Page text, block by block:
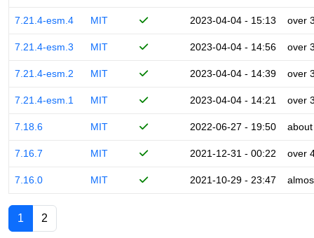
7.21.4-esm.4 MIT 2023-04-04 - 15:13 over
7.21.4-esm.3 MIT 2023-04-04 - 14:56 over
7.21.4-esm.2 MIT 2023-04-04 - 14:39 over
7.21.4-esm.1 MIT 2023-04-04 - 14:21 over
7.18.6 MIT 2022-06-27 - 19:50
7.16.7 MIT 2021-12-31 - 00:22 over
7.16.0 MIT 2021-10-29 - 23:47
1 2